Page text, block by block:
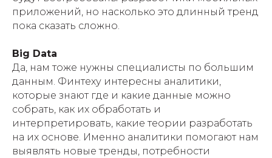
приложений, но насколько это длинный тренд
пока сказать сложно.
Big Data
Да, нам тоже нужны специалисты по большим
данным. Финтеху интересны аналитики,
которые знают где и какие данные можно
собрать, как их обработать и
интерпретировать, какие теории разработать
на их основе. Именно аналитики помогают нам
выявлять новые тренды, потребности